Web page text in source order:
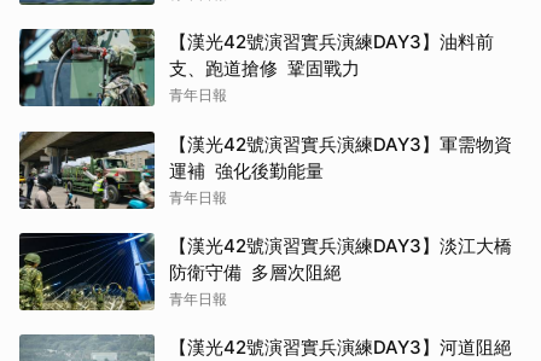
【漢光42號演習實兵演練DAY3】油料前
支、跑道搶修 鞏固戰力
青年日報
【漢光42號演習實兵演練DAY3】軍需物資
運補 強化後勤能量
青年日報
【漢光42號演習實兵演練DAY3】淡江大橋
防衛守備 多層次阻絕
青年日報
【漢光42號演習實兵演練DAY3】河道阻絕